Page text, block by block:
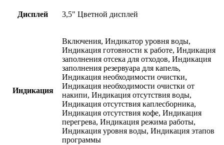
Дисплей 3,5" Цветной дисплей
Индикация
Включения, Индикатор уровня воды,
Индикация готовности к работе, Индикация
заполнения отсека для отходов, Индикация
заполнения резервуара для капель,
Индикация необходимости очистки,
Индикация необходимости очистки от
накипи, Индикация отсутствия воды,
Индикация отсутствия каплесборника,
Индикация отсутствия кофе, Индикация
перегрева, Индикация режима работы,
Индикация уровня воды, Индикация этапов
программы